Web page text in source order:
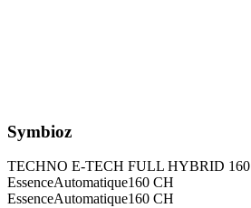
Symbioz
TECHNO E-TECH FULL HYBRID 160
EssenceAutomatique160 CH
EssenceAutomatique160 CH